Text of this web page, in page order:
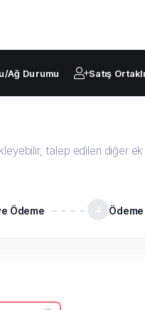
Ağ Durumu Satış
talep edilen diğer
Ödeme 4